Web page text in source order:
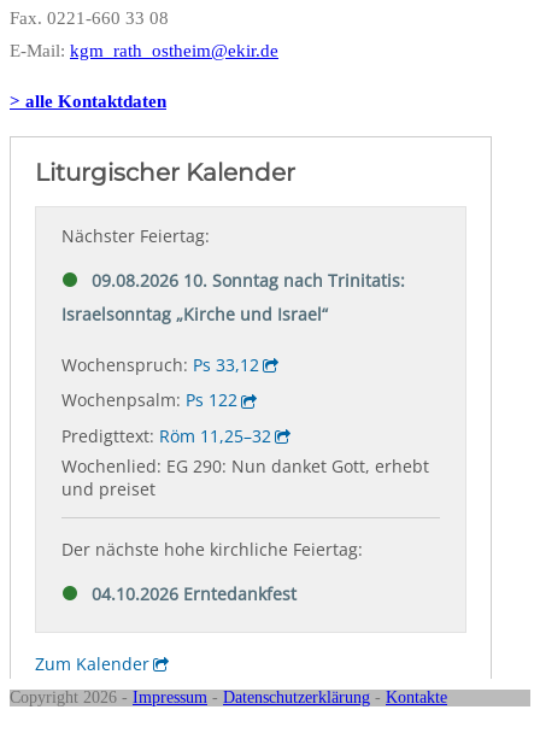
Fax. 0221-660 33 08
E-Mail: kgm_rath_ostheim@ekir.de
> alle Kontaktdaten
Copyright 2026 - Impressum - Datenschutzerklärung - Kontakte